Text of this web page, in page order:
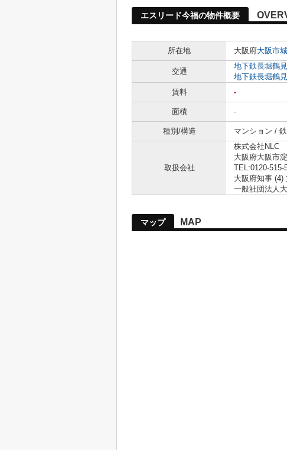
エスリード今福の物件概要
所在地
大阪府大阪市
交通
地下鉄長堀鶴
地下鉄長堀鶴
賃料
-
面積 -
種別/構造 マンション /
取扱会社
株式会社NLC
大阪府大阪市
TEL:0120-515-
大阪府知事 (4)
一般社団法人
マップ MAP